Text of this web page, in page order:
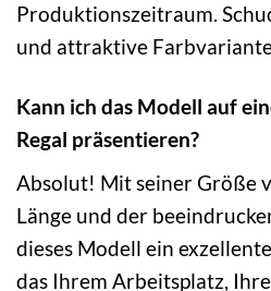
Produktionszeitraum.
und attraktive
Kann ich das Modell auf
Regal präsentieren?
Absolut! Mit seiner Größe
Länge und der
dieses Modell ein
das Ihrem Arbeitsplatz,